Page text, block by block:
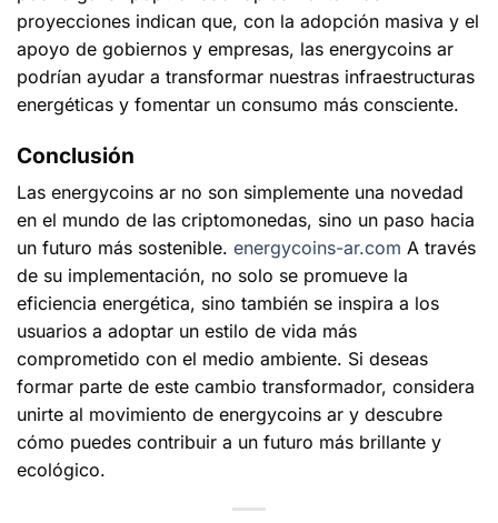
proyecciones indican que, con la adopción masiva y el
apoyo de gobiernos y empresas, las energycoins ar
podrían ayudar a transformar nuestras infraestructuras
energéticas y fomentar un consumo más consciente.
Conclusión
Las energycoins ar no son simplemente una novedad
en el mundo de las criptomonedas, sino un paso hacia
un futuro más sostenible. energycoins-ar.com A través
de su implementación, no solo se promueve la
eficiencia energética, sino también se inspira a los
usuarios a adoptar un estilo de vida más
comprometido con el medio ambiente. Si deseas
formar parte de este cambio transformador, considera
unirte al movimiento de energycoins ar y descubre
cómo puedes contribuir a un futuro más brillante y
ecológico.